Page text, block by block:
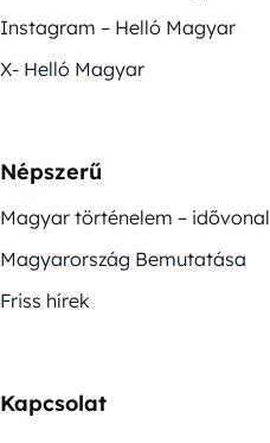
Instagram – Helló Magyar
X- Helló Magyar
Népszerű
Magyar történelem – idővonal
Magyarország Bemutatása
Friss hírek
Kapcsolat